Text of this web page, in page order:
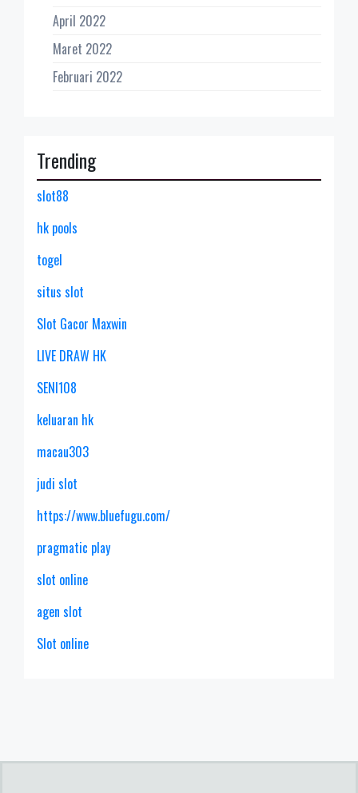
April 2022
Maret 2022
Februari 2022
Trending
slot88
hk pools
togel
situs slot
Slot Gacor Maxwin
LIVE DRAW HK
SENI108
keluaran hk
macau303
judi slot
https://www.bluefugu.com/
pragmatic play
slot online
agen slot
Slot online